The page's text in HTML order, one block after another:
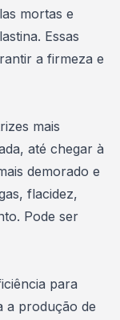
mortas e
Essas
a firmeza e
mais
até chegar à
demorado e
flacidez,
Pode ser
para
a produção de